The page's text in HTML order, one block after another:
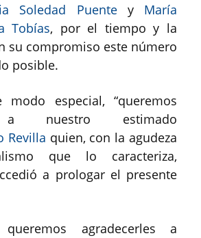
Soledad Puentey María
Tobías, por el tiempo y la
su compromiso este número
posible.
modo especial, “queremos
a nuestro estimado
Revilla quien, con la agudeza
que lo caracteriza,
a prologar el presente
agradecerles a